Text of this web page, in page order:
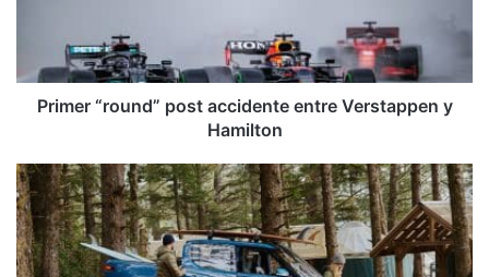
Hamilton
Primer “round” post accidente entre Verstappen y
Hamilton
Rivian,
la
start-
up
de